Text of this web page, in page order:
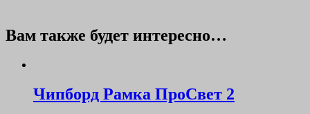
Вам также будет интересно…
Чипборд Рамка ПроСвет 2